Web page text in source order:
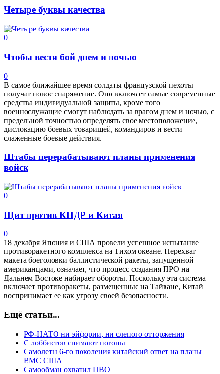
Четыре буквы качества
0
Чтобы вести бой днем и ночью
0
В самое ближайшее время солдаты французской пехоты
получат новое снаряжение. Оно включает самые современные
средства индивидуальной защиты, кроме того
военнослужащие смогут наблюдать за врагом днем и ночью, с
предельной точностью определять свое местоположение,
дислокацию боевых товарищей, командиров и вести
слаженные боевые действия.
Штабы перерабатывают планы применения
войск
0
Щит против КНДР и Китая
0
18 декабря Япония и США провели успешное испытание
противоракетного комплекса на Тихом океане. Перехват
макета боеголовки баллистической ракеты, запущенной
американцами, означает, что процесс создания ПРО на
Дальнем Востоке набирает обороты. Поскольку эта система
включает противоракеты, размещенные на Тайване, Китай
воспринимает ее как угрозу своей безопасности.
Ещё статьи...
РФ-НАТО ни эйфории, ни слепого отторжения
С лоббистов снимают погоны
Самолеты 6-го поколения китайский ответ на планы
ВМС США
Самообман охватил ПВО